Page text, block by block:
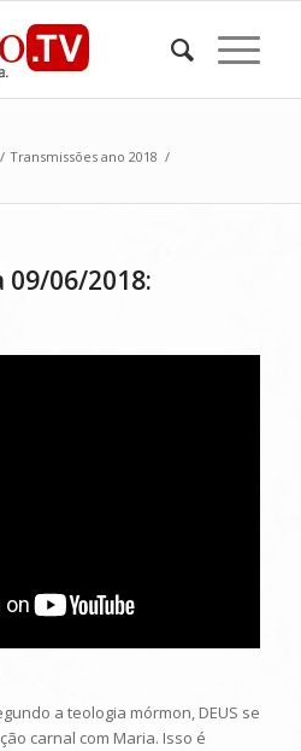
/ Transmissões ano 2018 /
09/06/2018:
a teologia mórmon, DEUS se
carnal com Maria. Isso é